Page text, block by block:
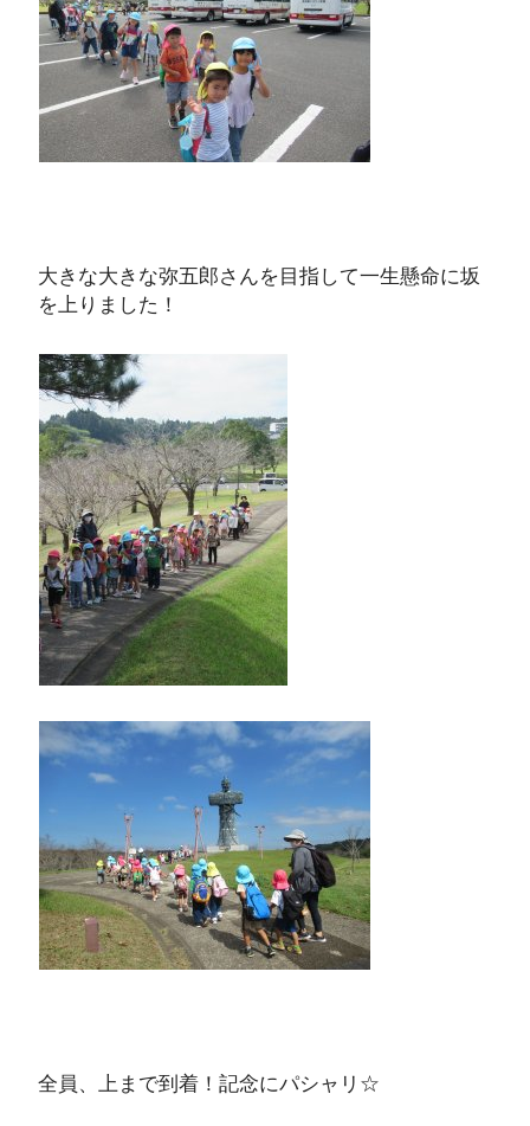
大きな大きな弥五郎さんを目指して一生懸命に坂
を上りました！
全員、上まで到着！記念にパシャリ☆